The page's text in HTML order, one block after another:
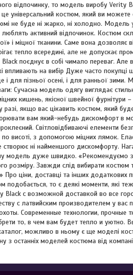
відпочинку, то модель виробу Verity
універсальний костюм, який ви можете
не буде ні жарко, ні холодно. Модель
люблять активний відпочинок. Костюм
і міцної тканини. Саме вона дозволяє
тепло всередині, але не допускає
поєднує в собі чимало переваг. Але
впливають на вибір Дуже часто покупці
і для пізньої осені, і для ранньої
Сучасна модель одягу виглядає
кишень, якісної швейної фурнітури
якщо вас цікавить костюм, який буде
вам який-небудь дискомфорт в
Світловідбиваючі елементи
по висоті, з допомогою міцних лямок.
створює ні найменшого дискомфорту.
модель дуже швидко. «Рекомендуємо
розміру. Завжди слід вибирати костюм
ціни, доставці та інших додаткових
то є деякі моменти, які
с возможной доставкой во все
с латвийским производителем у вас
Современные технологии, прочные
то, в чем вам будет тепло и уютно.
можливо в ньому є ще моделі
останніх моделей костюма від